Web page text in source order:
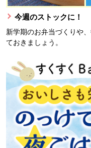
今週のストックに！
新学期のお弁当づくりや
ておきましょう。